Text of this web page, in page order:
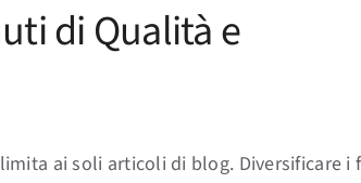
di Qualità e
ai soli articoli di blog. Diversificare i